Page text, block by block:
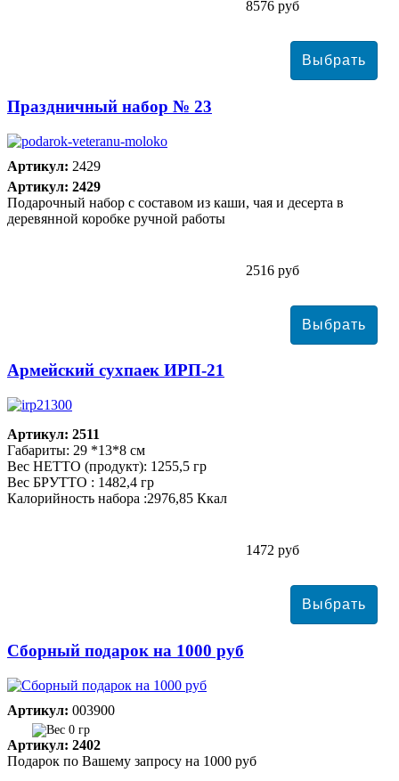
8576 руб
Праздничный набор № 23
Артикул: 2429
Артикул: 2429
Подарочный набор с составом из каши, чая и десерта в
деревянной коробке ручной работы
2516 руб
Армейский сухпаек ИРП-21
Артикул: 2511
Габариты: 29 *13*8 см
Вес НЕТТО (продукт): 1255,5 гр
Вес БРУТТО : 1482,4 гр
Калорийность набора :2976,85 Ккал
1472 руб
Сборный подарок на 1000 руб
Артикул: 003900
0 гр
Артикул: 2402
Подарок по Вашему запросу на 1000 руб